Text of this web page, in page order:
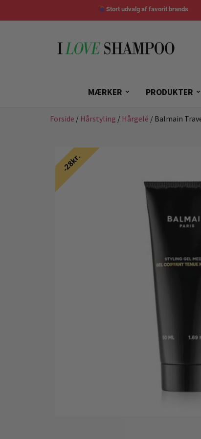
Stort udvalg af favorit brands
MÆRKER PRODUKTER
Forside / Hårstyling / Hårgelé / Balmain
28kr.